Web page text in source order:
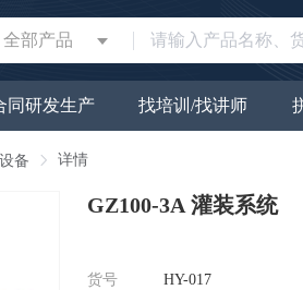
全部产品
同研发生产 找培训/找讲师
备 详情
GZ100-3A 灌装系统
货号 HY-017